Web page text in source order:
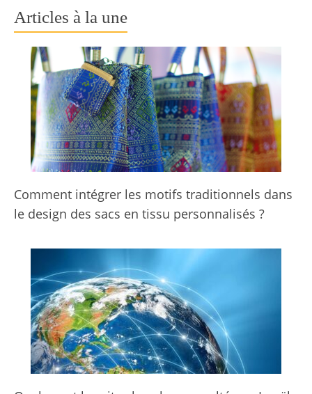
Articles à la une
Comment intégrer les motifs traditionnels dans
le design des sacs en tissu personnalisés ?